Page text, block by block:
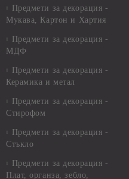
Предмети за декорация -
Мукава, Картон и Хартия
Предмети за декорация -
МДФ
Предмети за декорация -
Керамика и метал
Предмети за декорация -
Стирофом
Предмети за декорация -
Стъкло
Предмети за декорация -
Плат, органза, зебло,